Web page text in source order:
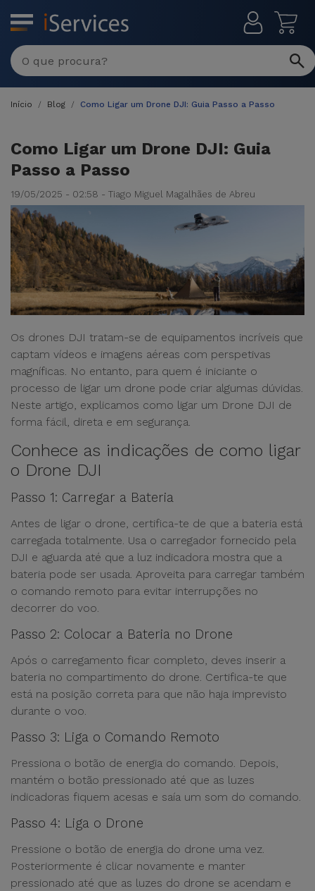
MENU
Início Blog Como Ligar um Drone DJI: Guia Passo a Passo
Como Ligar um Drone DJI: Guia
Passo a Passo
19/05/2025 - 02:58 - Tiago Miguel Magalhães de Abreu
Os drones DJI tratam-se de equipamentos incríveis que
captam vídeos e imagens aéreas com perspetivas
magníficas. No entanto, para quem é iniciante o
processo de ligar um drone pode criar algumas dúvidas.
Neste artigo, explicamos como ligar um Drone DJI de
forma fácil, direta e em segurança.
Conhece as indicações de como ligar
o Drone DJI
Passo 1: Carregar a Bateria
Antes de ligar o drone, certifica-te de que a bateria está
carregada totalmente. Usa o carregador fornecido pela
DJI e aguarda até que a luz indicadora mostra que a
bateria pode ser usada. Aproveita para carregar também
o comando remoto para evitar interrupções no
decorrer do voo.
Passo 2: Colocar a Bateria no Drone
Após o carregamento ficar completo, deves inserir a
bateria no compartimento do drone. Certifica-te que
está na posição correta para que não haja imprevisto
durante o voo.
Passo 3: Liga o Comando Remoto
Pressiona o botão de energia do comando. Depois,
mantém o botão pressionado até que as luzes
indicadoras fiquem acesas e saía um som do comando.
Passo 4: Liga o Drone
Pressione o botão de energia do drone uma vez.
Posteriormente é clicar novamente e manter
pressionado até que as luzes do drone se acendam e